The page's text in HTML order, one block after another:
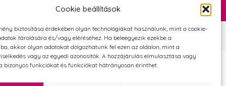
Cookie beállítások
biztosítása érdekében olyan technológiákat használunk, mint a cookie-
tárolására és/vagy eléréséhez. Ha beleegyezik ezekbe a
akkor olyan adatokat dolgozhatunk fel ezen az oldalon, mint a
vagy az egyedi azonosítók. A hozzájárulás elmulasztása vagy
bizonyos funkciókat és funkciókat hátrányosan érinthet.
FeltételekAdatvédelmi és cookie tájékoztató